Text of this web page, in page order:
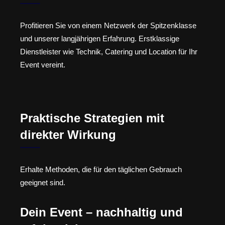
Profitieren Sie von einem Netzwerk der Spitzenklasse
und unserer langjährigen Erfahrung. Erstklassige
Dienstleister wie Technik, Catering und Location für Ihr
Event vereint.
Praktische Strategien mit
direkter Wirkung
Erhalte Methoden, die für den täglichen Gebrauch
geeignet sind.
Dein Event – nachhaltig und